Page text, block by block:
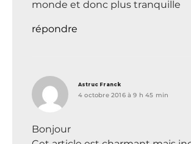
monde et donc plus tranquille
répondre
Astruc Franck
4 octobre 2016 à 9 h 45 min
Bonjour